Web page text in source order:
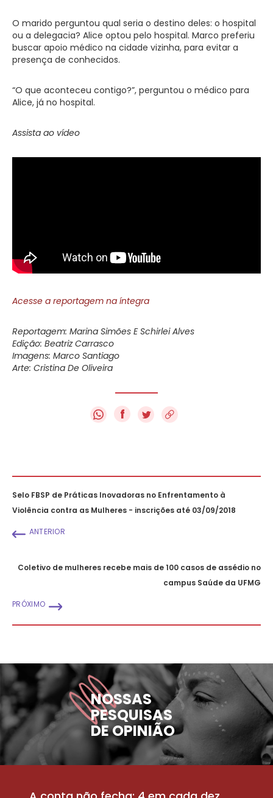
O marido perguntou qual seria o destino deles: o hospital
ou a delegacia? Alice optou pelo hospital. Marco preferiu
buscar apoio médico na cidade vizinha, para evitar a
presença de conhecidos.
“O que aconteceu contigo?”, perguntou o médico para
Alice, já no hospital.
Assista ao vídeo
Acesse a reportagem na íntegra
Reportagem: Marina Simões E Schirlei Alves
Edição: Beatriz Carrasco
Imagens: Marco Santiago
Arte: Cristina De Oliveira
f
Selo FBSP de Práticas Inovadoras no Enfrentamento à
Violência contra as Mulheres - inscrições até 03/09/2018
ANTERIOR
Coletivo de mulheres recebe mais de 100 casos de assédio no
campus Saúde da UFMG
PRÓXIMO
NOSSAS
PESQUISAS
DE OPINIÃO